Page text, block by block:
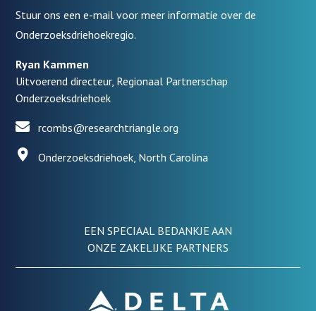
Stuur ons een e-mail voor meer informatie over de
Onderzoeksdriehoekregio.
Ryan Kammen
Uitvoerend directeur, Regionaal Partnerschap
Onderzoeksdriehoek
rcombs@researchtriangle.org
Onderzoeksdriehoek, North Carolina
EEN SPECIAAL BEDANKJE AAN
ONZE ZAKELIJKE PARTNERS